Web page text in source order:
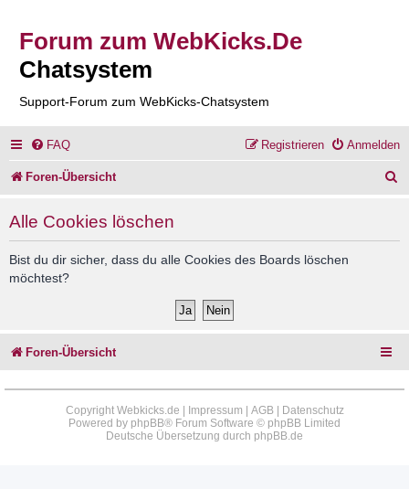
Forum zum WebKicks.De
Chatsystem
Support-Forum zum WebKicks-Chatsystem
FAQ Anmelden
Registrieren
Foren-Übersicht
Alle Cookies löschen
Bist du dir sicher, dass du alle Cookies des Boards löschen
möchtest?
Foren-Übersicht
Copyright Webkicks.de | Impressum AGB|
Datenschutz
Powered by phpBB® Forum Software © phpBB Limited
Deutsche Übersetzung durch phpBB.de